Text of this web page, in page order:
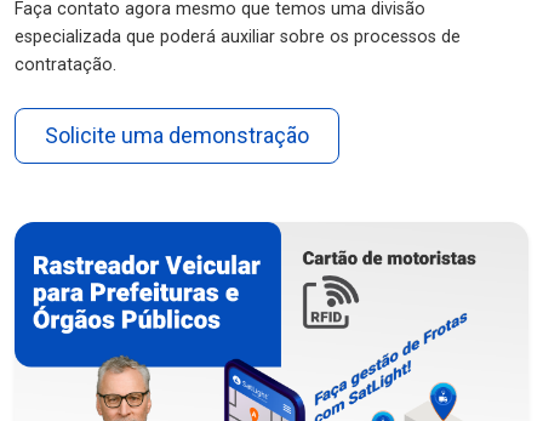
Faça contato agora mesmo que temos uma divisão
especializada que poderá auxiliar sobre os processos de
contratação.
Solicite uma demonstração